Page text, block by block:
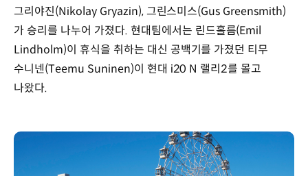
그리야진(Nikolay Gryazin), 그린스미스(Gus Greensmith)
가 승리를 나누어 가졌다. 현대팀에서는 린드홀름(Emil
Lindholm)이 휴식을 취하는 대신 공백기를 가졌던 티무
수니넨(Teemu Suninen)이 현대 i20 N 랠리2를 몰고
나왔다.